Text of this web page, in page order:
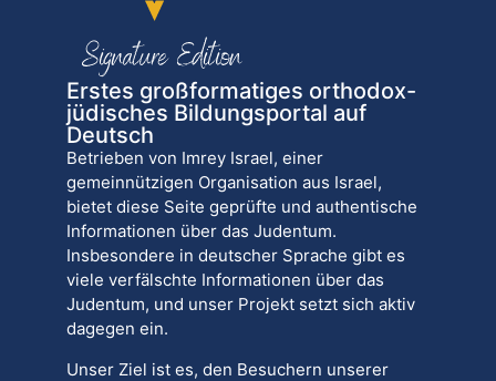
Erstes großformatiges orthodox-
jüdisches Bildungsportal auf
Deutsch
Betrieben von Imrey Israel, einer
gemeinnützigen Organisation aus Israel,
bietet diese Seite geprüfte und authentische
Informationen über das Judentum.
Insbesondere in deutscher Sprache gibt es
viele verfälschte Informationen über das
Judentum, und unser Projekt setzt sich aktiv
dagegen ein.
Unser Ziel ist es, den Besuchern unserer